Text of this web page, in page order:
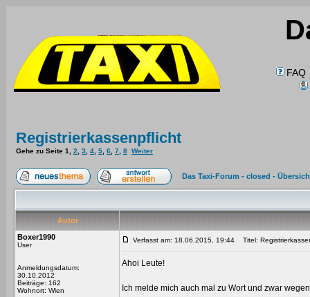
FAQ
Registrierkassenpflicht
Gehe zu Seite 1 2 3 4 5 6 7 8 Weiter
Das Taxi-Forum - closed -
Autor
Boxer1990
User
Anmeldungsdatum:
30.10.2012
Beiträge: 162
Wohnort: Wien
Verfasst am: 18.06.2015, 19:44 Titel:
Ahoi Leute!
Ich melde mich auch mal zu Wort und zwar